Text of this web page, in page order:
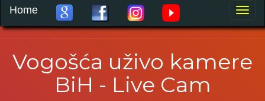
Toggle
Home
Vogošća uživo kamere
BiH - Live Cam